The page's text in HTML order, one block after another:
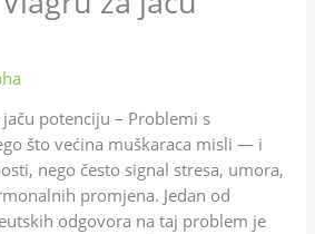
potenciju – Problemi s
što većina muškaraca misli — i
nego često signal stresa, umora,
promjena. Jedan od
odgovora na taj problem je